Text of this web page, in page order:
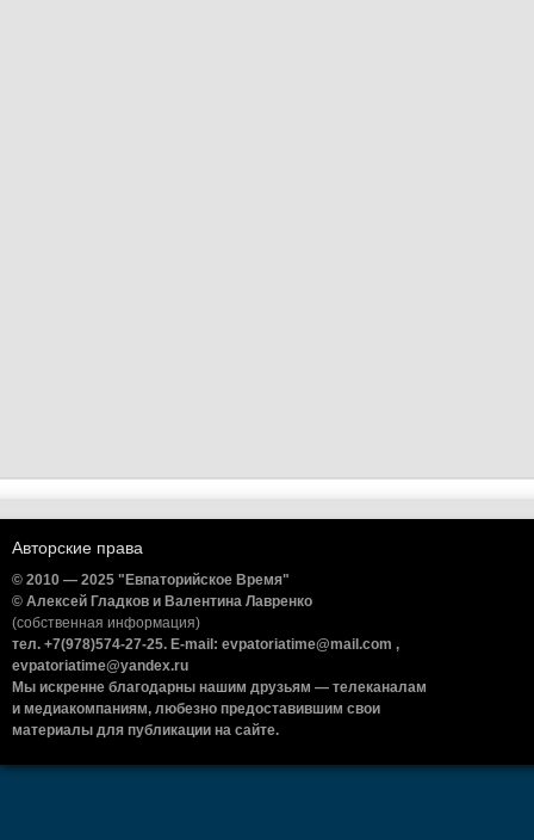
Авторские права
© 2010 — 2025 "Евпаторийское Время"
© Алексей Гладков и Валентина Лавренко
(собственная информация)
тел. +7(978)574-27-25. E-mail: evpatoriatime@mail.com ,
evpatoriatime@yandex.ru
Мы искренне благодарны нашим друзьям — телеканалам
и медиакомпаниям, любезно предоставившим свои
материалы для публикации на сайте.